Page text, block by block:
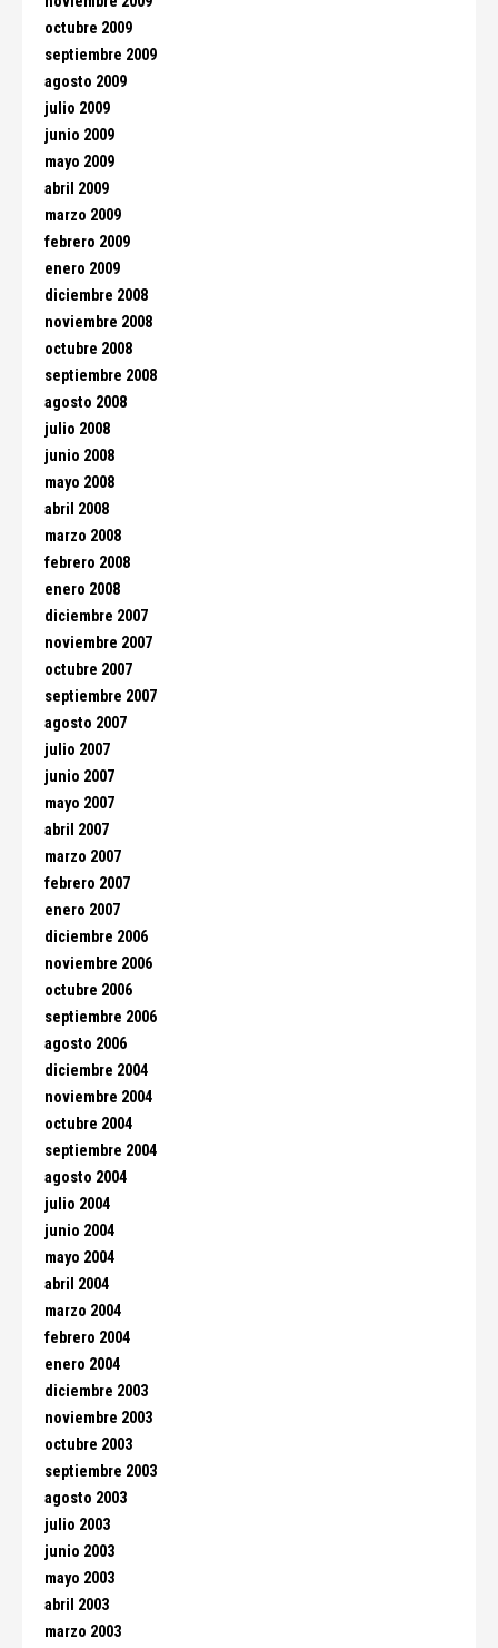
octubre 2009
septiembre 2009
agosto 2009
julio 2009
junio 2009
mayo 2009
abril 2009
marzo 2009
febrero 2009
enero 2009
diciembre 2008
noviembre 2008
octubre 2008
septiembre 2008
agosto 2008
julio 2008
junio 2008
mayo 2008
abril 2008
marzo 2008
febrero 2008
enero 2008
diciembre 2007
noviembre 2007
octubre 2007
septiembre 2007
agosto 2007
julio 2007
junio 2007
mayo 2007
abril 2007
marzo 2007
febrero 2007
enero 2007
diciembre 2006
noviembre 2006
octubre 2006
septiembre 2006
agosto 2006
diciembre 2004
noviembre 2004
octubre 2004
septiembre 2004
agosto 2004
julio 2004
junio 2004
mayo 2004
abril 2004
marzo 2004
febrero 2004
enero 2004
diciembre 2003
noviembre 2003
octubre 2003
septiembre 2003
agosto 2003
julio 2003
junio 2003
mayo 2003
abril 2003
marzo 2003